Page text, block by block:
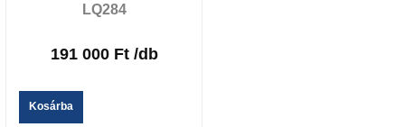
LQ284
191 000 Ft /db
Kosárba